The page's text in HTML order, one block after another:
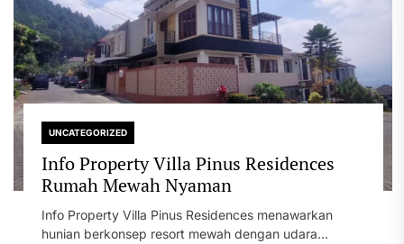
UNCATEGORIZED
Info Property Villa Pinus Residences
Rumah Mewah Nyaman
Info Property Villa Pinus Residences menawarkan
hunian berkonsep resort mewah dengan udara